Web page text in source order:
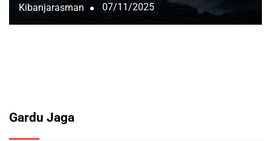
Kibanjarasman 07/11/2025
Gardu Jaga